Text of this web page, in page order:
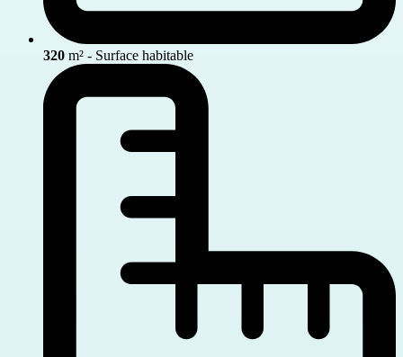
320 m² - Surface habitable